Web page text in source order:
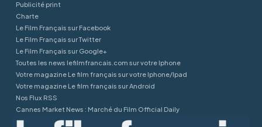
Publicité print
Charte
Le Film Français sur Facebook
Le Film Français sur Twitter
Le Film Français sur Google+
Toutes les news lefilmfrancais.com sur votre Iphone
Votre magazine Le film français sur votre Iphone/Ipad
Votre magazine Le film français sur Android
Nos Flux RSS
Cannes Market News : Marché du Film Official Daily